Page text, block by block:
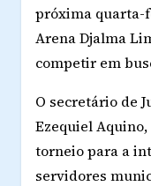
próxima quarta-
Arena Djalma
competir em
O secretário de
Ezequiel
torneio para a
servidores